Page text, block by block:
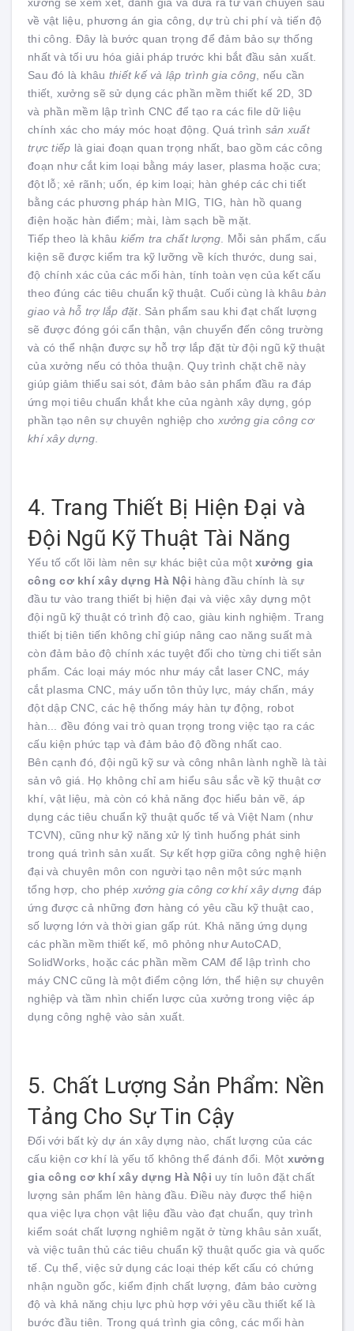
xưởng sẽ xem xét, đánh giá và đưa ra tư vấn chuyên sâu
về vật liệu, phương án gia công, dự trù chi phí và tiến độ
thi công. Đây là bước quan trọng để đảm bảo sự thống
nhất và tối ưu hóa giải pháp trước khi bắt đầu sản xuất.
Sau đó là khâu thiết kế và lập trình gia công, nếu cần
thiết, xưởng sẽ sử dụng các phần mềm thiết kế 2D, 3D
và phần mềm lập trình CNC để tạo ra các file dữ liệu
chính xác cho máy móc hoạt động. Quá trình sản xuất
trực tiếp là giai đoạn quan trọng nhất, bao gồm các công
đoạn như cắt kim loại bằng máy laser, plasma hoặc cưa;
đột lỗ; xẻ rãnh; uốn, ép kim loại; hàn ghép các chi tiết
bằng các phương pháp hàn MIG, TIG, hàn hồ quang
điện hoặc hàn điểm; mài, làm sạch bề mặt.
Tiếp theo là khâu kiểm tra chất lượng. Mỗi sản phẩm, cấu
kiện sẽ được kiểm tra kỹ lưỡng về kích thước, dung sai,
độ chính xác của các mối hàn, tính toàn vẹn của kết cấu
theo đúng các tiêu chuẩn kỹ thuật. Cuối cùng là khâubàn
giao và hỗ trợ lắp đặt. Sản phẩm sau khi đạt chất lượng
sẽ được đóng gói cẩn thận, vận chuyển đến công trường
và có thể nhận được sự hỗ trợ lắp đặt từ đội ngũ kỹ thuật
của xưởng nếu có thỏa thuận. Quy trình chặt chẽ này
giúp giảm thiểu sai sót, đảm bảo sản phẩm đầu ra đáp
ứng mọi tiêu chuẩn khắt khe của ngành xây dựng, góp
phần tạo nên sự chuyên nghiệp cho xưởng gia công cơ
khí xây dựng.
4. Trang Thiết Bị Hiện Đại và
Đội Ngũ Kỹ Thuật Tài Năng
Yếu tố cốt lõi làm nên sự khác biệt của một xưởng gia
công cơ khí xây dựng Hà Nội hàng đầu chính là sự
đầu tư vào trang thiết bị hiện đại và việc xây dựng một
đội ngũ kỹ thuật có trình độ cao, giàu kinh nghiệm. Trang
thiết bị tiên tiến không chỉ giúp nâng cao năng suất mà
còn đảm bảo độ chính xác tuyệt đối cho từng chi tiết sản
phẩm. Các loại máy móc như máy cắt laser CNC, máy
cắt plasma CNC, máy uốn tôn thủy lực, máy chấn, máy
đột dập CNC, các hệ thống máy hàn tự động, robot
hàn... đều đóng vai trò quan trọng trong việc tạo ra các
cấu kiện phức tạp và đảm bảo độ đồng nhất cao.
Bên cạnh đó, đội ngũ kỹ sư và công nhân lành nghề là tài
sản vô giá. Họ không chỉ am hiểu sâu sắc về kỹ thuật cơ
khí, vật liệu, mà còn có khả năng đọc hiểu bản vẽ, áp
dụng các tiêu chuẩn kỹ thuật quốc tế và Việt Nam (như
TCVN), cũng như kỹ năng xử lý tình huống phát sinh
trong quá trình sản xuất. Sự kết hợp giữa công nghệ hiện
đại và chuyên môn con người tạo nên một sức mạnh
tổng hợp, cho phép xưởng gia công cơ khí xây dựng đáp
ứng được cả những đơn hàng có yêu cầu kỹ thuật cao,
số lượng lớn và thời gian gấp rút. Khả năng ứng dụng
các phần mềm thiết kế, mô phỏng như AutoCAD,
SolidWorks, hoặc các phần mềm CAM để lập trình cho
máy CNC cũng là một điểm cộng lớn, thể hiện sự chuyên
nghiệp và tầm nhìn chiến lược của xưởng trong việc áp
dụng công nghệ vào sản xuất.
5. Chất Lượng Sản Phẩm: Nền
Tảng Cho Sự Tin Cậy
Đối với bất kỳ dự án xây dựng nào, chất lượng của các
cấu kiện cơ khí là yếu tố không thể đánh đổi. Một xưởng
gia công cơ khí xây dựng Hà Nội uy tín luôn đặt chất
lượng sản phẩm lên hàng đầu. Điều này được thể hiện
qua việc lựa chọn vật liệu đầu vào đạt chuẩn, quy trình
kiểm soát chất lượng nghiêm ngặt ở từng khâu sản xuất,
và việc tuân thủ các tiêu chuẩn kỹ thuật quốc gia và quốc
tế. Cụ thể, việc sử dụng các loại thép kết cấu có chứng
nhận nguồn gốc, kiểm định chất lượng, đảm bảo cường
độ và khả năng chịu lực phù hợp với yêu cầu thiết kế là
bước đầu tiên. Trong quá trình gia công, các mối hàn